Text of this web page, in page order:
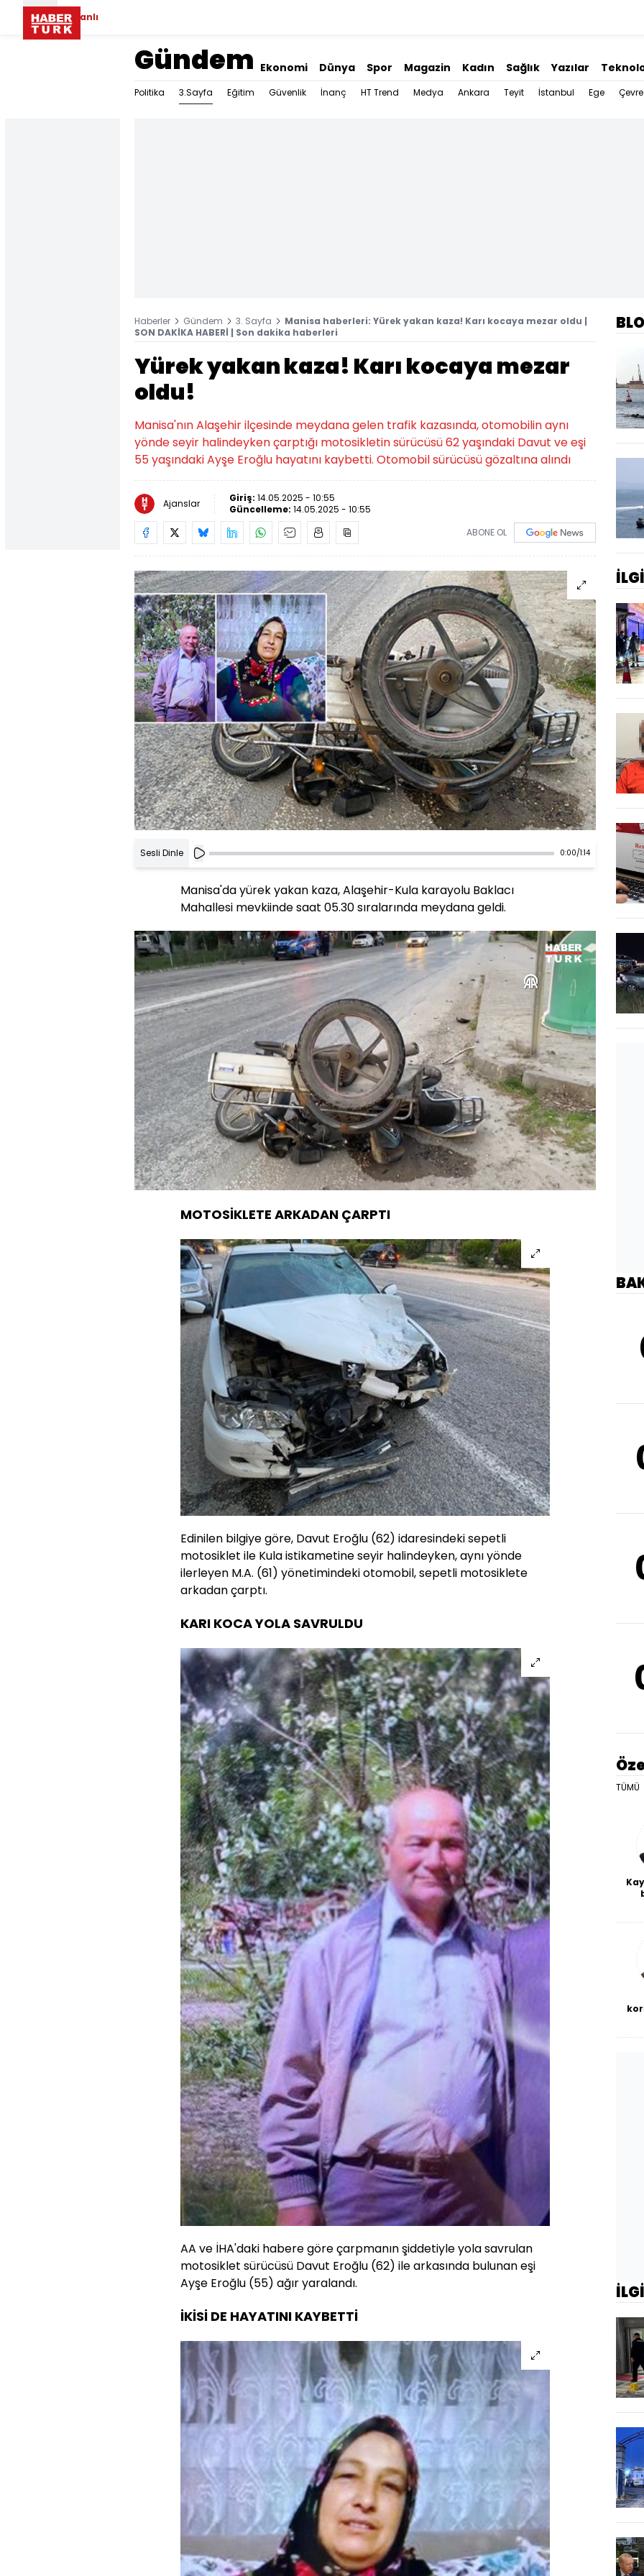
Canlı
Gündem Ekonomi Dünya Spor Magazin Kadın Sağlık Yazılar
Politika 3.Sayfa Eğitim Güvenlik İnanç HT Trend Medya Ankara Teyit İstanbul Ege Çevre
Haberler Gündem 3. Sayfa
Manisa haberleri: Yürek yakan kaza! Karı kocaya mezar oldu |
SON DAKİKA HABERİ | Son dakika haberleri
Yürek yakan kaza! Karı kocaya mezar
oldu!
Manisa'nın Alaşehir ilçesinde meydana gelen trafik kazasında, otomobilin aynı
yönde seyir halindeyken çarptığı motosikletin sürücüsü 62 yaşındaki Davut ve eşi
55 yaşındaki Ayşe Eroğlu hayatını kaybetti. Otomobil sürücüsü gözaltına alındı
Ajanslar Giriş: 14.05.2025 - 10:55
Güncelleme: 14.05.2025 - 10:55
ABONE OL
Sesli Dinle 0:00/1:14
Manisa'da yürek yakan kaza, Alaşehir-Kula karayolu Baklacı
Mahallesi mevkiinde saat 05.30 sıralarında meydana geldi.
Sesi
Aç
Yüklendi:
80.12%
Oynatma
Hızı
MOTOSİKLETE ARKADAN ÇARPTI
Edinilen bilgiye göre, Davut Eroğlu (62) idaresindeki sepetli
motosiklet ile Kula istikametine seyir halindeyken, aynı yönde
ilerleyen M.A. (61) yönetimindeki otomobil, sepetli motosiklete
arkadan çarptı.
KARI KOCA YOLA SAVRULDU
AA ve İHA'daki habere göre çarpmanın şiddetiyle yola savrulan
motosiklet sürücüsü Davut Eroğlu (62) ile arkasında bulunan eşi
Ayşe Eroğlu (55) ağır yaralandı.
İKİSİ DE HAYATINI KAYBETTİ
TÜMÜ